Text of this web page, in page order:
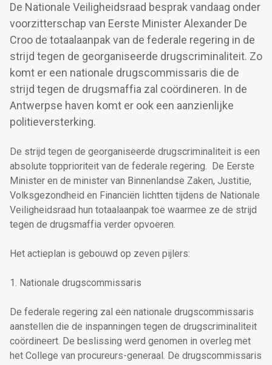
De Nationale Veiligheidsraad besprak vandaag onder
voorzitterschap van Eerste Minister Alexander De
Croo de totaalaanpak van de federale regering in de
strijd tegen de georganiseerde drugscriminaliteit. Zo
komt er een nationale drugscommissaris die de
strijd tegen de drugsmaffia zal coördineren. In de
Antwerpse haven komt er ook een aanzienlijke
politieversterking.
De strijd tegen de georganiseerde drugscriminaliteit is een
absolute topprioriteit van de federale regering. De Eerste
Minister en de minister van Binnenlandse Zaken, Justitie,
Volksgezondheid en Financiën lichtten tijdens de Nationale
Veiligheidsraad hun totaalaanpak toe waarmee ze de strijd
tegen de drugsmaffia verder opvoeren.
Het actieplan is gebouwd op zeven pijlers:
1. Nationale drugscommissaris
De federale regering zal een nationale drugscommissaris
aanstellen die de inspanningen tegen de drugscriminaliteit
coördineert. De beslissing werd genomen in overleg met
het College van procureurs-generaal. De drugscommissaris